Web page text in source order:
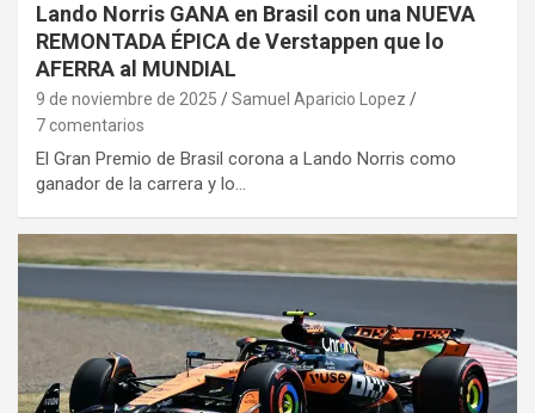
Lando Norris GANA en Brasil con una NUEVA
REMONTADA ÉPICA de Verstappen que lo
AFERRA al MUNDIAL
9 de noviembre de 2025
Samuel Aparicio Lopez
7 comentarios
El Gran Premio de Brasil corona a Lando Norris como
ganador de la carrera y lo…